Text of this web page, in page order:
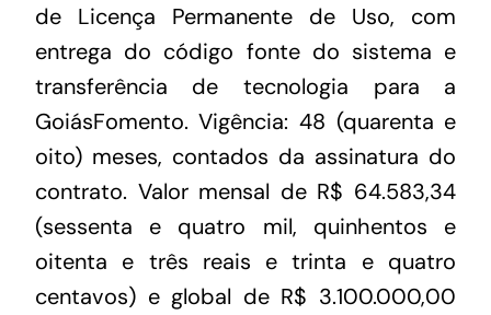
de Licença Permanente de Uso, com
entrega do código fonte do sistema e
transferência de tecnologia para a
GoiásFomento. Vigência: 48 (quarenta e
oito) meses, contados da assinatura do
contrato. Valor mensal de R$ 64.583,34
(sessenta e quatro mil, quinhentos e
oitenta e três reais e trinta e quatro
centavos) e global de R$ 3.100.000,00